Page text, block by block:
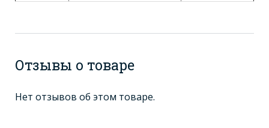
Отзывы о товаре
Нет отзывов об этом товаре.